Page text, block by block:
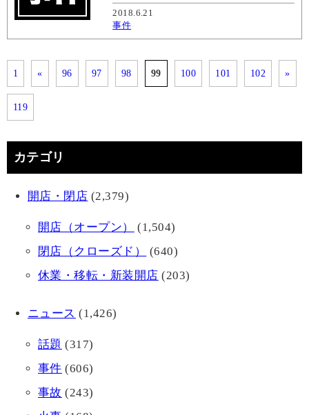
2018.6.21
事件
1 « 96 97 98 99 100 101 102 »
119
カテゴリ
開店・閉店 (2,379)
開店（オープン）
(1,504)
閉店（クローズド）
(640)
休業・移転・新装開店 (203)
ニュース (1,426)
話題 (317)
事件 (606)
事故 (243)